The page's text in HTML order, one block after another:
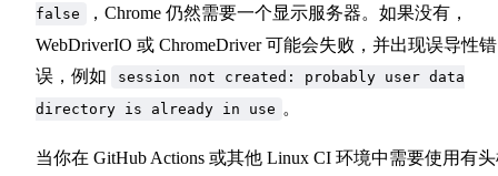
false
，Chrome 仍然需要一个显示服务器。如果没有，
WebDriverIO 或 ChromeDriver 可能会失败，并出现误导性错
误，例如
session not created: probably user data
directory is already in use 。
当你在 GitHub Actions 或其他 Linux CI 环境中需要使用有